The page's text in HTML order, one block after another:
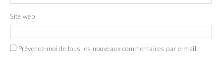
Site web
Prévenez-moi de tous les nouveaux commentaires par e-mail.